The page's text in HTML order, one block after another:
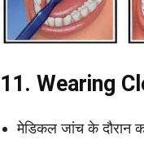
11. Wearing
मेडिकल जांच के दौरान